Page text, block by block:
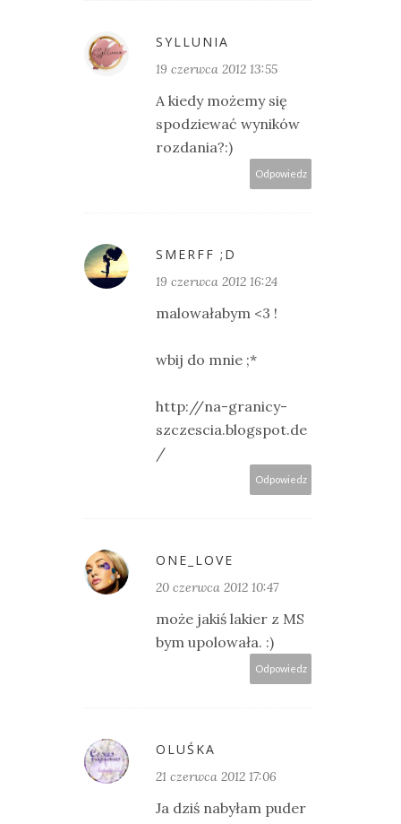
SYLLUNIA
19 czerwca 2012 13:55
A kiedy możemy się
spodziewać wyników
rozdania?:)
Odpowiedz
SMERFF ;D
19 czerwca 2012 16:24
malowałabym <3 !
wbij do mnie ;*
http://na-granicy-
szczescia.blogspot.de
/
Odpowiedz
ONE_LOVE
20 czerwca 2012 10:47
może jakiś lakier z MS
bym upolowała. :)
Odpowiedz
OLUŚKA
21 czerwca 2012 17:06
Ja dziś nabyłam puder